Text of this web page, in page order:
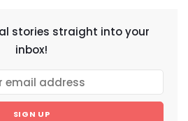
stories straight into your
inbox!
SIGN UP